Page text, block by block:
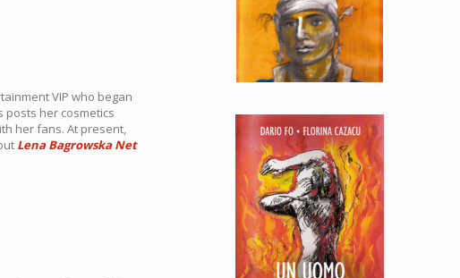
VIP who began
posts her cosmetics
her fans. At present,
Lena Bagrowska Net